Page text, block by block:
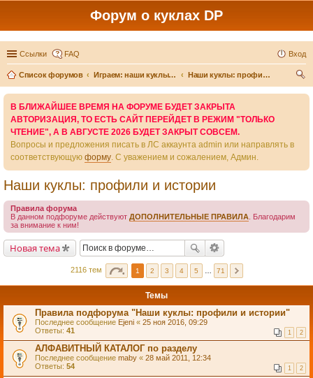
Форум о куклах DP
Ссылки FAQ Вход
Список форумов Играем: наши куклы и игры вокруг них
Наши куклы: профили и истории
В БЛИЖАЙШЕЕ ВРЕМЯ НА ФОРУМЕ БУДЕТ ЗАКРЫТА
АВТОРИЗАЦИЯ, ТО ЕСТЬ САЙТ ПЕРЕЙДЕТ В РЕЖИМ "ТОЛЬКО
ЧТЕНИЕ", А В АВГУСТЕ 2026 БУДЕТ ЗАКРЫТ СОВСЕМ.
Вопросы и предложения писать в ЛС аккаунта admin или направлять в
соответствующую форму. С уважением и сожалением, Админ.
Наши куклы: профили и истории
Правила форума
В данном подфоруме действуют ДОПОЛНИТЕЛЬНЫЕ ПРАВИЛА . Благодарим
за внимание к ним!
Новая тема
2116 тем 1 2 3 4 5 71
Темы
Правила подфорума "Наши куклы: профили и истории"
Последнее сообщение Ejeni « 25 ноя 2016, 09:29
Ответы: 41 1 2
АЛФАВИТНЫЙ КАТАЛОГ по разделу
Последнее сообщение maby « 28 май 2011, 12:34
Ответы: 54 1 2